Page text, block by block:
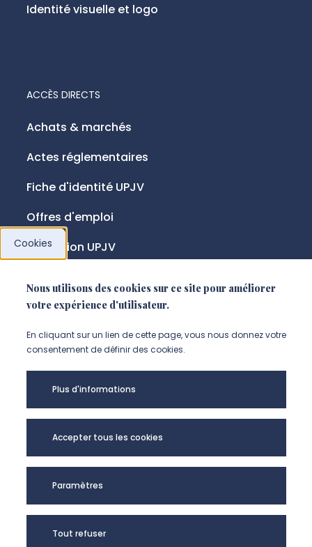
ACCÈS DIRECTS
Achats & marchés
Actes réglementaires
Fiche d'identité UPJV
Offres d'emploi
Fondation UPJV
Identité visuelle et logo
NOUS SUIVRE
Suivez-nous sur instagram
Suivez-nous sur linkedin
Suivez-nous sur
Université de Picardie Jules Verne -
@Copyright 2024
Mentions légales
Accessibilité
Cookies
Nous utilisons des cookies sur ce site pour améliorer
votre expérience d'utilisateur.
En cliquant sur un lien de cette page, vous nous donnez votre
consentement de définir des cookies.
Plus d'informations
Accepter tous les cookies
Paramètres
Tout refuser